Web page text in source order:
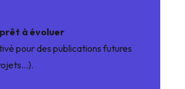
à évoluer
pour des publications futures